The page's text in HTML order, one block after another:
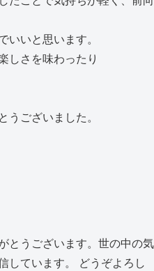
いいと思います。
しさを味わったり
うございました。
とうございます。世の中の気
しています。 どうぞよろし